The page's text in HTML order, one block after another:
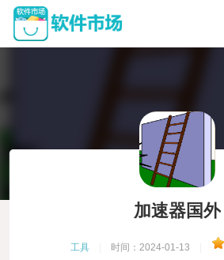
加速器国外
工具 时间：2024-01-13